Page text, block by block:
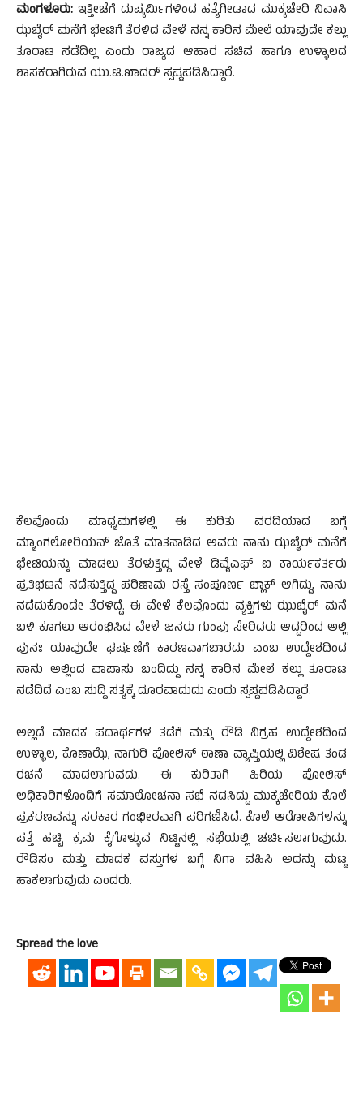
ಮಂಗಳೂರು: ಇತ್ತೀಚೆಗೆ ದುಷ್ಕರ್ಮಿಗಳಿಂದ ಹತ್ಯೆಗೀಡಾದ ಮುಕ್ಕಚೇರಿ ನಿವಾಸಿ
ಝಬೈರ್ ಮನೆಗೆ ಭೇಟಿಗೆ ತೆರಳಿದ ವೇಳೆ ನನ್ನ ಕಾರಿನ ಮೇಲೆ ಯಾವುದೇ ಕಲ್ಲು
ತೂರಾಟ ನಡೆದಿಲ್ಲ ಎಂದು ರಾಜ್ಯದ ಆಹಾರ ಸಚಿವ ಹಾಗೂ ಉಳ್ಳಾಲದ
ಶಾಸಕರಾಗಿರುವ ಯು.ಟಿ.ಖಾದರ್ ಸ್ಪಷ್ಟಪಡಿಸಿದ್ದಾರೆ.
ಕೆಲವೊಂದು ಮಾಧ್ಯಮಗಳಲ್ಲಿ ಈ ಕುರಿತು ವರದಿಯಾದ ಬಗ್ಗೆ
ಮ್ಯಾಂಗಲೋರಿಯನ್ ಜೊತೆ ಮಾತನಾಡಿದ ಅವರು ನಾನು ಝಬೈರ್ ಮನೆಗೆ
ಭೇಟಿಯನ್ನು ಮಾಡಲು ತೆರಳುತ್ತಿದ್ದ ವೇಳೆ ಡಿವೈಎಫ್ ಐ ಕಾರ್ಯಕರ್ತರು
ಪ್ರತಿಭಟನೆ ನಡೆಸುತ್ತಿದ್ದ ಪರಿಣಾಮ ರಸ್ತೆ ಸಂಪೂರ್ಣ ಬ್ಲಾಕ್ ಆಗಿದ್ದು, ನಾನು
ನಡೆದುಕೊಂಡೇ ತೆರಳಿದ್ದೆ. ಈ ವೇಳೆ ಕೆಲವೊಂದು ವ್ಯಕ್ತಿಗಳು ಝುಬೈರ್ ಮನೆ
ಬಳಿ ಕೂಗಲು ಆರಂಭಿಸಿದ ವೇಳೆ ಜನರು ಗುಂಪು ಸೇರಿದರು ಆದ್ದರಿಂದ ಅಲ್ಲಿ
ಪುನಃ ಯಾವುದೇ ಘರ್ಷಣೆಗೆ ಕಾರಣವಾಗಬಾರದು ಎಂಬ ಉದ್ದೇಶದಿಂದ
ನಾನು ಅಲ್ಲಿಂದ ವಾಪಾಸು ಬಂದಿದ್ದು ನನ್ನ ಕಾರಿನ ಮೇಲೆ ಕಲ್ಲು ತೂರಾಟ
ನಡೆದಿದೆ ಎಂಬ ಸುದ್ದಿ ಸತ್ಯಕ್ಕೆ ದೂರವಾದುದು ಎಂದು ಸ್ಪಷ್ಟಪಡಿಸಿದ್ದಾರೆ.
ಅಲ್ಲದೆ ಮಾದಕ ಪದಾರ್ಥಗಳ ತಡೆಗೆ ಮತ್ತು ರೌಡಿ ನಿಗ್ರಹ ಉದ್ದೇಶದಿಂದ
ಉಳ್ಳಾಲ, ಕೊಣಾಝೆ, ನಾಗುರಿ ಪೋಲಿಸ್ ಠಾಣಾ ವ್ಯಾಪ್ತಿಯಲ್ಲಿ ವಿಶೇಷ ತಂಡ
ರಚನೆ ಮಾಡಲಾಗುವದು. ಈ ಕುರಿತಾಗಿ ಹಿರಿಯ ಪೋಲಿಸ್
ಅಧಿಕಾರಿಗಳೊಂದಿಗೆ ಸಮಾಲೋಚನಾ ಸಭೆ ನಡಸಿದ್ದು ಮುಕ್ಕಚೇರಿಯ ಕೊಲೆ
ಪ್ರಕರಣವನ್ನು ಸರಕಾರ ಗಂಭೀರವಾಗಿ ಪರಿಗಣಿಸಿದೆ. ಕೊಲೆ ಆರೋಪಿಗಳನ್ನು
ಪತ್ತೆ ಹಚ್ಚಿ ಕ್ರಮ ಕೈಗೊಳ್ಳುವ ನಿಟ್ಟಿನಲ್ಲಿ ಸಭೆಯಲ್ಲಿ ಚರ್ಚಿಸಲಾಗುವುದು.
ರೌಡಿಸಂ ಮತ್ತು ಮಾದಕ ವಸ್ತುಗಳ ಬಗ್ಗೆ ನಿಗಾ ವಹಿಸಿ ಅದನ್ನು ಮಟ್ಟ
ಹಾಕಲಾಗುವುದು ಎಂದರು.
Spread the love